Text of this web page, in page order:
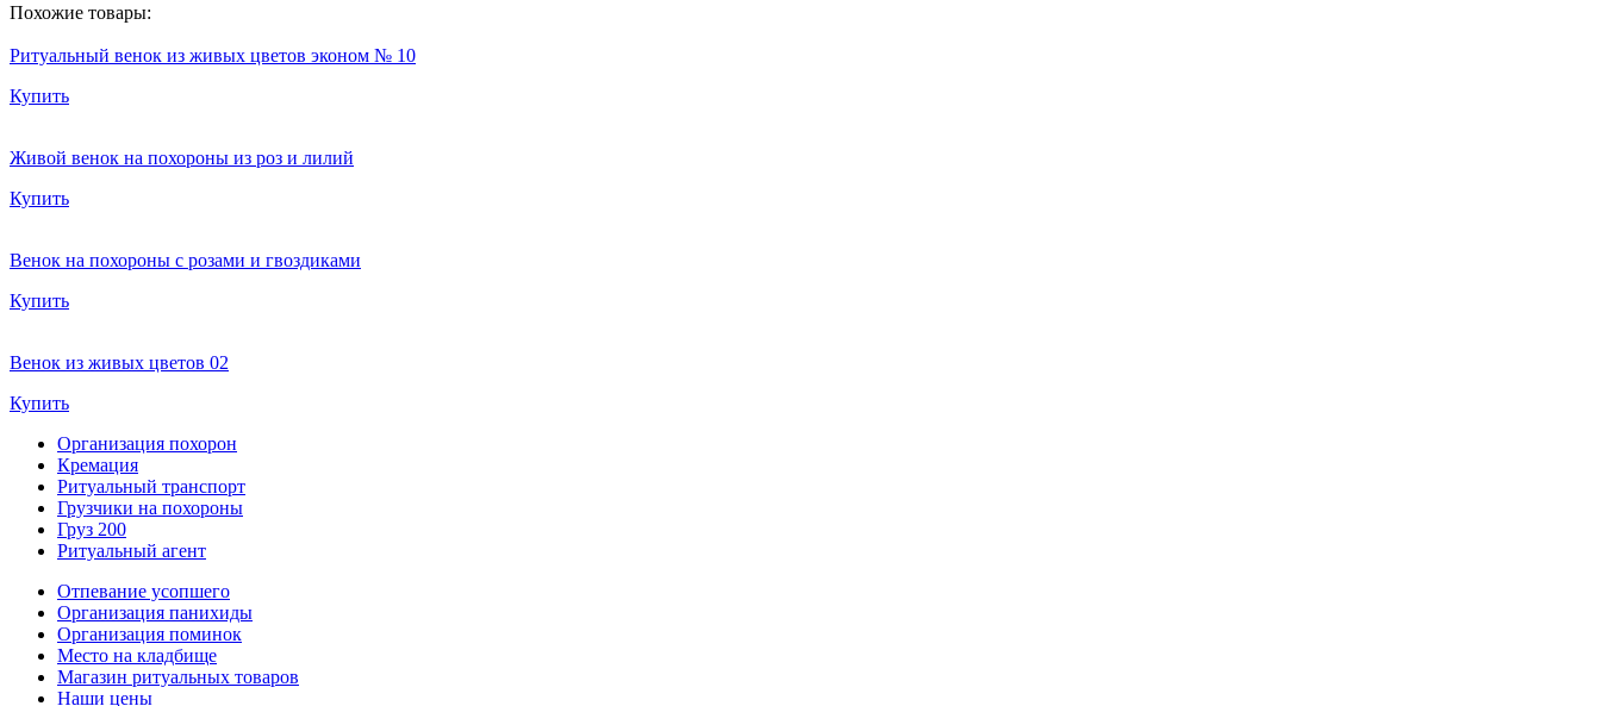
Похожие товары:
Ритуальный венок из живых цветов эконом № 10
Купить
Живой венок на похороны из роз и лилий
Купить
Венок на похороны с розами и гвоздиками
Купить
Венок из живых цветов 02
Купить
Организация похорон
Кремация
Ритуальный транспорт
Грузчики на похороны
Груз 200
Ритуальный агент
Отпевание усопшего
Организация панихиды
Организация поминок
Место на кладбище
Магазин ритуальных товаров
Наши цены